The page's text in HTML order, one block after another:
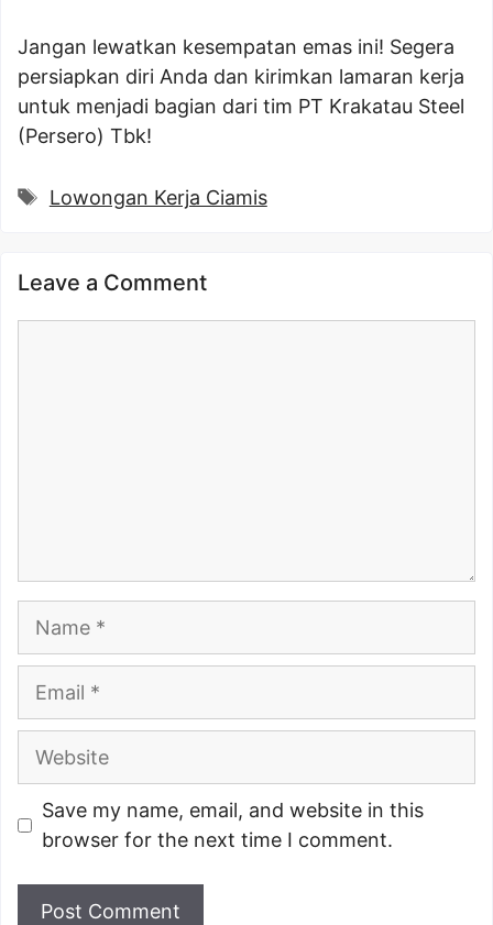
Jangan lewatkan kesempatan emas ini! Segera
persiapkan diri Anda dan kirimkan lamaran kerja
untuk menjadi bagian dari tim PT Krakatau Steel
(Persero) Tbk!
Tags
Lowongan Kerja Ciamis
Leave a Comment
Website
Save my name, email, and website in this
browser for the next time I comment.